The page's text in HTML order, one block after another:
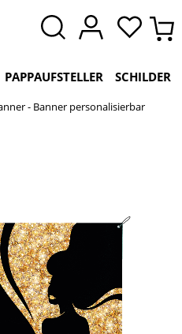
PAPPAUFSTELLER SCHILDER
- Banner personalisierbar